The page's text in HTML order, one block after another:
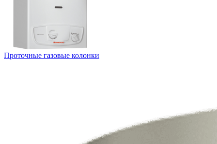
Проточные газовые колонки